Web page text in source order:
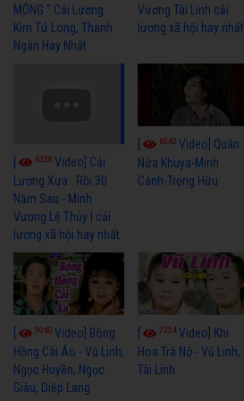
MÔNG " Cải Lương
Kim Tử Long, Thanh
Ngân Hay Nhất
Vương Tài Linh cải
lương xã hội hay nhất
6328 Video] Cải
Lương Xưa : Rồi 30
Năm Sau - Minh
Vương Lệ Thủy | cải
lương xã hội hay nhất
6042Video] Quán
Nửa Khuya-Minh
Cảnh-Trọng Hữu
9060 Video] Bông
Hồng Cài Áo - Vũ Linh,
Ngọc Huyền, Ngọc
Giàu, Diệp Lang
7354Video] Khi
Hoa Trà Nở - Vũ Linh,
Tài Linh